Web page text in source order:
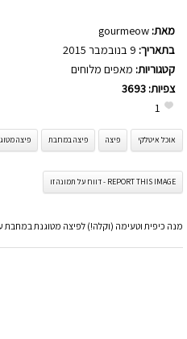
מאת: gourmeow
בתאריך:
קטגוריות: מאפים מלוחים
צפיות: 3693
1
אוכל איטלקי פיצה פיצה במחבת פיצה
REPORT THIS IMAGE - דווח על תמונה זו
מנה כיפית וטעימה (וקלה!) לפיצה מטוגנת במחבת